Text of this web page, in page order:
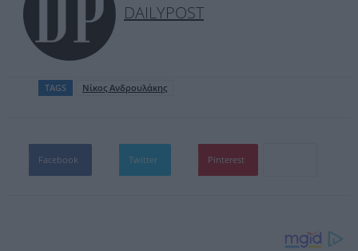
DAILYPOST
TAGS Nίκος Ανδρουλάκης
Facebook Twitter Pinterest